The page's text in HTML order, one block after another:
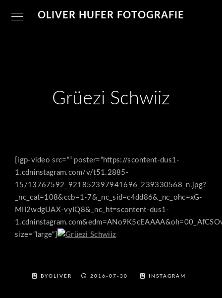
OLIVER HUFER FOTOGRAFIE
Grüezi Schwiiz
[igp-video src=““ poster=“https://scontent-dus1-
1.cdninstagram.com/v/t51.2885-
15/13767592_921852397941696_239330568_n.jpg?
_nc_cat=108&ccb=1-7&_nc_sid=c4dd86&_nc_ohc=xG-
MII2wdgUAX-vyIQ8&_nc_ht=scontent-dus1-
size=“large“]
BYOLIVER 2016-07-30 INSTAGRAM